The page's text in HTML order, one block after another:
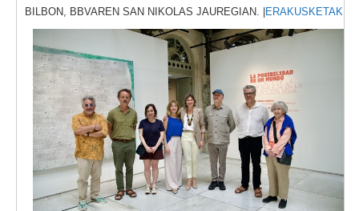
BILBON, BBVAREN SAN NIKOLAS JAUREGIAN. | ERAKUSKETAK